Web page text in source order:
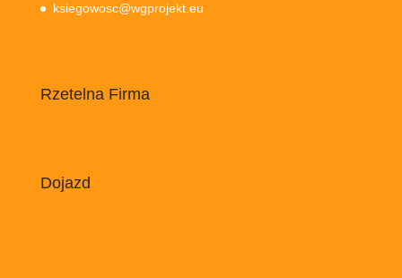
ksiegowosc@wgprojekt.eu
Rzetelna Firma
Dojazd